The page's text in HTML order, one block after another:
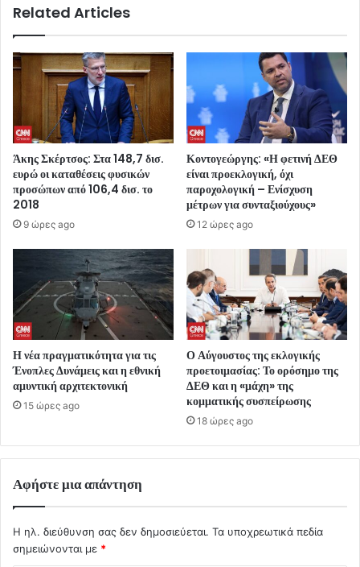
Related Articles
Άκης Σκέρτσος: Στα 148,7 δισ.
ευρώ οι καταθέσεις φυσικών
προσώπων από 106,4 δισ. το
2018
9 ώρες ago
Κοντογεώργης: «Η φετινή ΔΕΘ
είναι προεκλογική, όχι
παροχολογική – Ενίσχυση
μέτρων για συνταξιούχους»
12 ώρες ago
Η νέα πραγματικότητα για τις
Ένοπλες Δυνάμεις και η εθνική
αμυντική αρχιτεκτονική
15 ώρες ago
Ο Αύγουστος της εκλογικής
προετοιμασίας: Το ορόσημο της
ΔΕΘ και η «μάχη» της
κομματικής συσπείρωσης
18 ώρες ago
Αφήστε μια απάντηση
Η ηλ. διεύθυνση σας δεν δημοσιεύεται. Τα υποχρεωτικά πεδία
σημειώνονται με *